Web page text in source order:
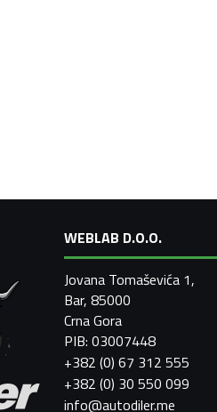
WEBLAB D.O.O.
Jovana Tomaševića 1,
Bar, 85000
Crna Gora
PIB: 03007448
+382 (0) 67 312 555
+382 (0) 30 550 099
info@autodiler.me